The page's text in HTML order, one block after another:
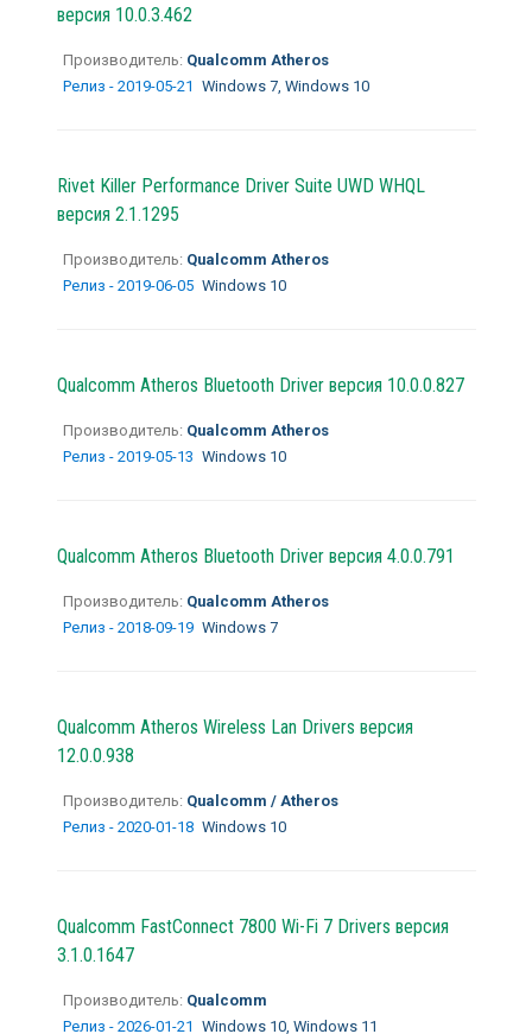
версия 10.0.3.462
Производитель: Qualcomm Atheros
Релиз - 2019-05-21 Windows 7, Windows 10
Rivet Killer Performance Driver Suite UWD WHQL
версия 2.1.1295
Производитель: Qualcomm Atheros
Релиз - 2019-06-05 Windows 10
Qualcomm Atheros Bluetooth Driver версия 10.0.0.827
Производитель: Qualcomm Atheros
Релиз - 2019-05-13 Windows 10
Qualcomm Atheros Bluetooth Driver версия 4.0.0.791
Производитель: Qualcomm Atheros
Релиз - 2018-09-19 Windows 7
Qualcomm Atheros Wireless Lan Drivers версия
12.0.0.938
Производитель: Qualcomm / Atheros
Релиз - 2020-01-18 Windows 10
Qualcomm FastConnect 7800 Wi-Fi 7 Drivers версия
3.1.0.1647
Производитель: Qualcomm
Релиз - 2026-01-21 Windows 10, Windows 11